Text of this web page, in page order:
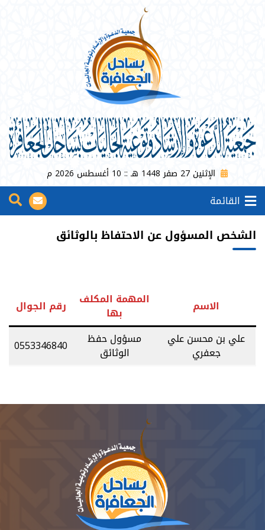
الإثنين 27 صفر 1448 هـ :: 10 أغسطس 2026 م
القائمة
الشخص المسؤول عن الاحتفاظ بالوثائق
الاسم المهمة المكلف
بها
رقم الجوال
علي بن محسن علي
جعفري
مسؤول حفظ
الوثائق 0553346840